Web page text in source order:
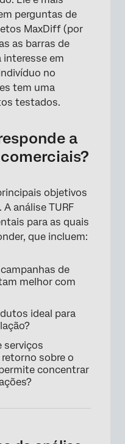
perguntas de
MaxDiff (por
as barras de
em
no
tem uma
testados.
a
objetivos
análise TURF
para as quais
que incluem:
de
melhor com
ideal para
serviços
sobre o
concentrar